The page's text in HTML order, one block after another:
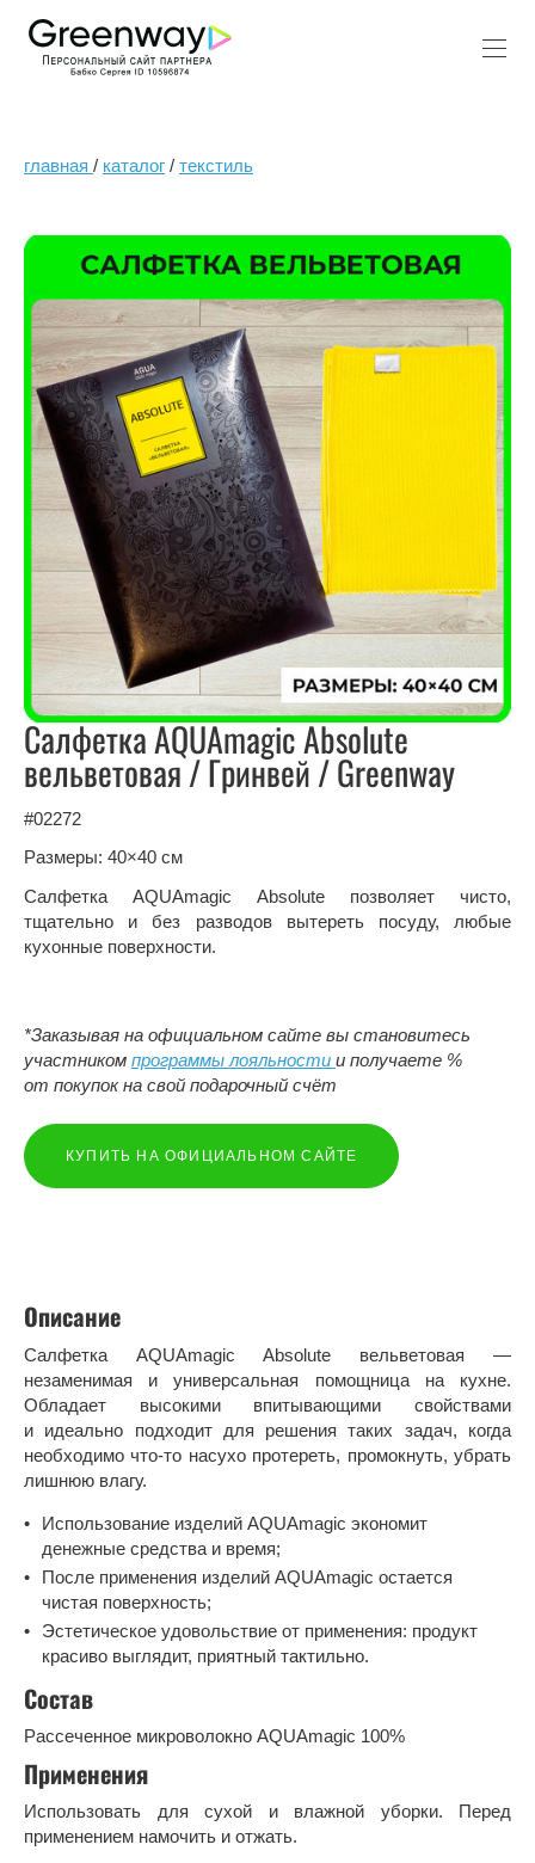
главная / каталог / текстиль
Салфетка AQUAmagic Absolute
вельветовая / Гринвей / Greenway
#02272
Размеры: 40×40 см
Салфетка AQUAmagic Absolute позволяет чисто,
тщательно и без разводов вытереть посуду, любые
кухонные поверхности.
*Заказывая на официальном сайте вы становитесь
участником программы лояльности и получаете %
от покупок на свой подарочный счёт
КУПИТЬ НА ОФИЦИАЛЬНОМ САЙТЕ
Описание
Салфетка AQUAmagic Absolute вельветовая —
незаменимая и универсальная помощница на кухне.
Обладает высокими впитывающими свойствами
и идеально подходит для решения таких задач, когда
необходимо что-то насухо протереть, промокнуть, убрать
лишнюю влагу.
Использование изделий AQUAmagic экономит
денежные средства и время;
После применения изделий AQUAmagic остается
чистая поверхность;
Эстетическое удовольствие от применения: продукт
красиво выглядит, приятный тактильно.
Состав
Рассеченное микроволокно AQUAmagic 100%
Применения
Использовать для сухой и влажной уборки. Перед
применением намочить и отжать.